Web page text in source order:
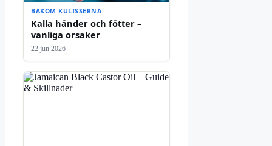
BAKOM KULISSERNA
Kalla händer och fötter –
vanliga orsaker
22 jun 2026